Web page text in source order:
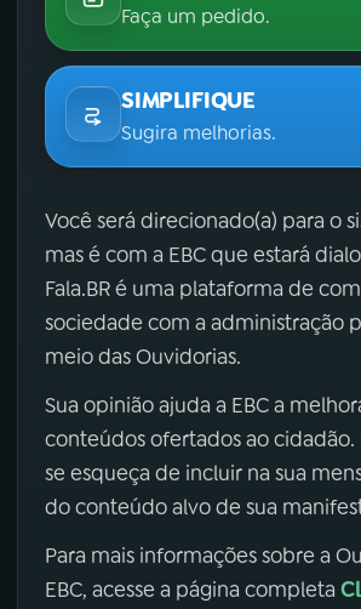
Faça um pedido.
SIMPLIFIQUE
Sugira melhorias.
Você será direcionado(a) para o
mas é com a EBC que estará
Fala.BR é uma plataforma de
sociedade com a administração
meio das Ouvidorias.
Sua opinião ajuda a EBC a
conteúdos ofertados ao cidadão.
se esqueça de incluir na sua
do conteúdo alvo de sua
Para mais informações sobre a
EBC, acesse a página completa